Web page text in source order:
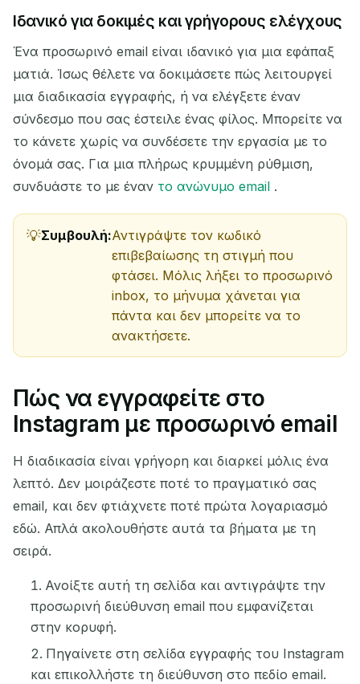
Ιδανικό για δοκιμές και γρήγορους ελέγχους
Ένα προσωρινό email είναι ιδανικό για μια εφάπαξ
ματιά. Ίσως θέλετε να δοκιμάσετε πώς λειτουργεί
μια διαδικασία εγγραφής, ή να ελέγξετε έναν
σύνδεσμο που σας έστειλε ένας φίλος. Μπορείτε να
το κάνετε χωρίς να συνδέσετε την εργασία με το
όνομά σας. Για μια πλήρως κρυμμένη ρύθμιση,
συνδυάστε το με έναν το ανώνυμο email .
Συμβουλή:Αντιγράψτε τον κωδικό
επιβεβαίωσης τη στιγμή που
φτάσει. Μόλις λήξει το προσωρινό
inbox, το μήνυμα χάνεται για
πάντα και δεν μπορείτε να το
ανακτήσετε.
Πώς να εγγραφείτε στο
Instagram με προσωρινό email
Η διαδικασία είναι γρήγορη και διαρκεί μόλις ένα
λεπτό. Δεν μοιράζεστε ποτέ το πραγματικό σας
email, και δεν φτιάχνετε ποτέ πρώτα λογαριασμό
εδώ. Απλά ακολουθήστε αυτά τα βήματα με τη
σειρά.
Ανοίξτε αυτή τη σελίδα και αντιγράψτε την
προσωρινή διεύθυνση email που εμφανίζεται
στην κορυφή.
Πηγαίνετε στη σελίδα εγγραφής του Instagram
και επικολλήστε τη διεύθυνση στο πεδίο email.